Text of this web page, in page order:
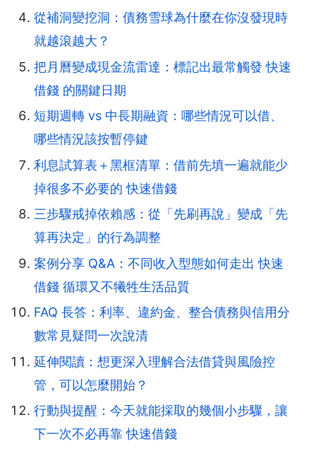
從補洞變挖洞：債務雪球為什麼在你沒發現時
就越滾越大？
把月曆變成現金流雷達：標記出最常觸發 快速
借錢 的關鍵日期
短期週轉 vs 中長期融資：哪些情況可以借、
哪些情況該按暫停鍵
利息試算表＋黑框清單：借前先填一遍就能少
掉很多不必要的 快速借錢
三步驟戒掉依賴感：從「先刷再說」變成「先
算再決定」的行為調整
案例分享 Q&A：不同收入型態如何走出 快速
借錢 循環又不犧牲生活品質
FAQ 長答：利率、違約金、整合債務與信用分
數常見疑問一次說清
延伸閱讀：想更深入理解合法借貸與風險控
管，可以怎麼開始？
行動與提醒：今天就能採取的幾個小步驟，讓
下一次不必再靠 快速借錢